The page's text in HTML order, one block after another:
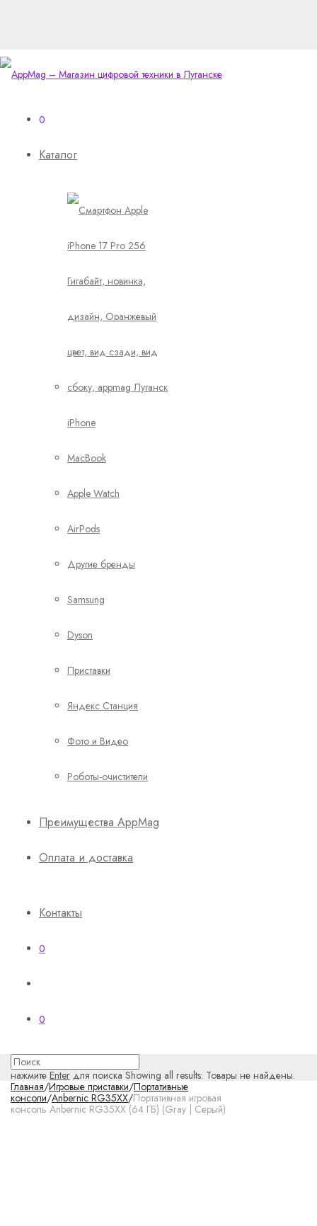
0
Каталог
iPhone
MacBook
Apple Watch
AirPods
Другие бренды
Samsung
Dyson
Приставки
Яндекс Станция
Фото и Видео
Роботы-очистители
Преимущества AppMag
Оплата и доставка
Контакты
0
0
нажмите Enter для поиска Showing all results: Товары не найдены.
Главная/Игровые приставки/Портативные
консоли/Anbernic RG35XX/Портативная игровая
консоль Anbernic RG35XX (64 ГБ) (Gray | Серый)